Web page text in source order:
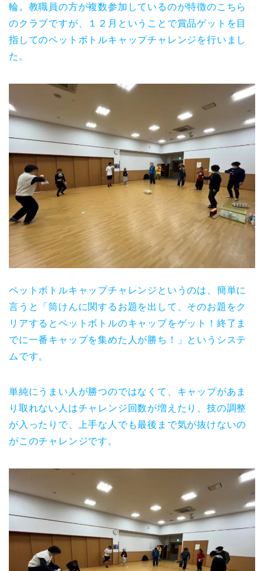
輪。教職員の方が複数参加しているのが特徴のこちら
のクラブですが、１２月ということで賞品ゲットを目
指してのペットボトルキャップチャレンジを行いまし
た。
ペットボトルキャップチャレンジというのは、簡単に
言うと「筒けんに関するお題を出して、そのお題をク
リアするとペットボトルのキャップをゲット！終了ま
でに一番キャップを集めた人が勝ち！」というシステ
ムです。
単純にうまい人が勝つのではなくて、キャップがあま
り取れない人はチャレンジ回数が増えたり、技の調整
が入ったりで、上手な人でも最後まで気が抜けないの
がこのチャレンジです。